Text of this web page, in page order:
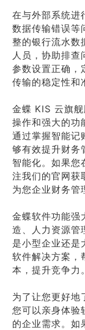
在与外部系统进
数据传输错误等
整的银行流水数
人员，协助排查
参数设置正确，
传输的稳定性和
金蝶 KIS 云旗
操作和强大的功
通过掌握智能记
够有效提升财务
智能化。如果您
注我们的官网获
为您企业财务管
金蝶软件功能强
造、人力资源管
是小型企业还是
软件解决方案，
本，提升竞争力。
为了让您更好地
您可以亲身体验
的企业需求。如